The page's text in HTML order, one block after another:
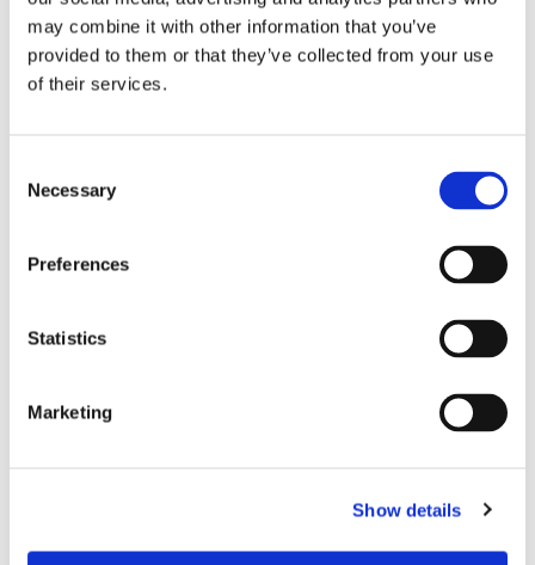
may combine it with other information that you’ve
provided to them or that they’ve collected from your use
of their services.
Selection
Necessary
Preferences
Statistics
Marketing
Show details
Eckerö tyngs av höga
bränslekostnader men